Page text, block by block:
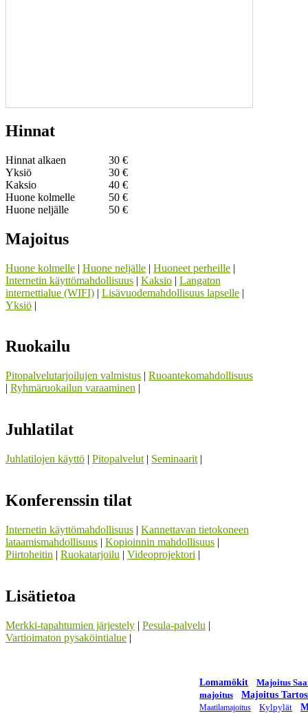
Hinnat
Hinnat alkaen
30 €
Yksiö
30 €
Kaksio
40 €
Huone kolmelle
50 €
Huone neljälle
50 €
Majoitus
Huone kolmelle | Huone neljälle | Huoneet perheille |
Internetin käyttömahdollisuus | Kaksio | Langaton
internettialue (WIFI) | Lisävuodemahdollisuus lapselle |
Yksiö |
Ruokailu
Pitopalvelutarjoilujen valmistus | Ruoantekomahdollisuus
| Ryhmäruokailun varaaminen |
Juhlatilat
Juhlatilojen käyttö | Pitopalvelut | Seminaarit |
Konferenssin tilat
Internetin käyttömahdollisuus | Kannettavan tietokoneen
lataamismahdollisuus | Kopioinnin mahdollisuus |
Piirtoheitin | Ruokatarjoilu | Videoprojektori |
Lisätietoa
Merkki-tapahtumien järjestely | Pesula-palvelu |
Vartioimaton pysaköintialue |
Lomamökit
Majoitus
majoitus
Majoitus
Maatilamajoitus Kylpylät